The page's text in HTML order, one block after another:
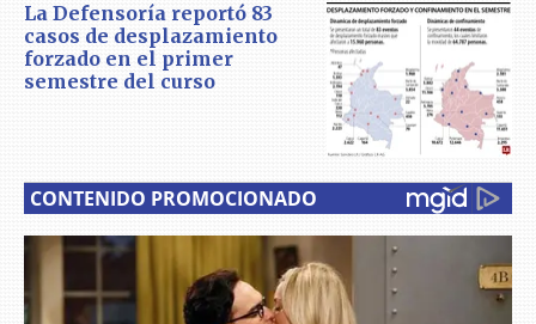
La Defensoría reportó 83
casos de desplazamiento
forzado en el primer
semestre del curso